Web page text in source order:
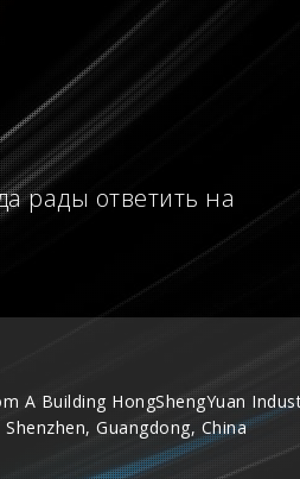
рады ответить на
A Building HongShengYuan
Shenzhen, Guangdong, China